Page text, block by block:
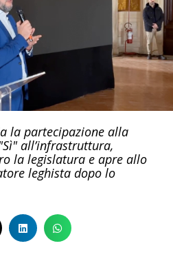
la partecipazione alla
all’infrastruttura,
la legislatura e apre allo
leghista dopo lo